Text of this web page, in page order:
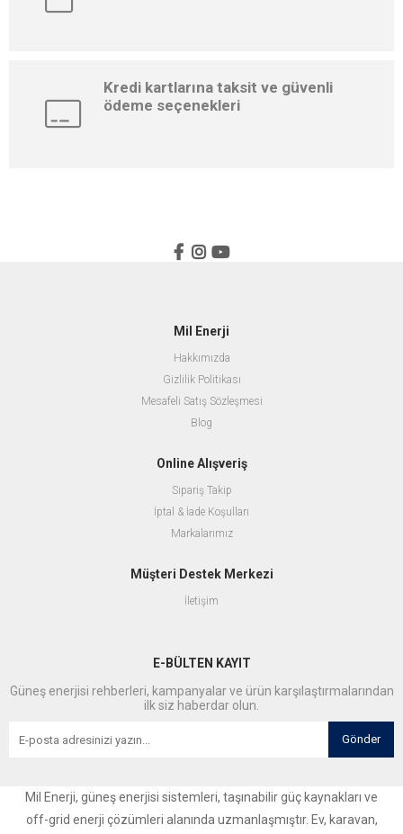
Kredi kartlarına taksit ve güvenli
ödeme seçenekleri
Mil Enerji
Hakkımızda
Gizlilik Politikası
Mesafeli Satış Sözleşmesi
Blog
Online Alışveriş
Sipariş Takip
İptal & İade Koşulları
Markalarımız
Müşteri Destek Merkezi
İletişim
E-BÜLTEN KAYIT
Güneş enerjisi rehberleri, kampanyalar ve ürün karşılaştırmalarından
ilk siz haberdar olun.
Gönder
Mil Enerji, güneş enerjisi sistemleri, taşınabilir güç kaynakları ve
off-grid enerji çözümleri alanında uzmanlaşmıştır. Ev, karavan,